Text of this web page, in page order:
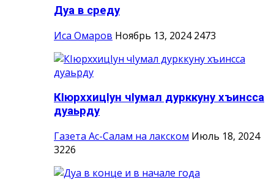
Дуа в среду
Иса Омаров Ноябрь 13, 2024 2473
КIюрххицIун чIумал дурккуну хъинсса
дуаьрду
Газета Ас-Салам на лакском Июль 18, 2024
3226